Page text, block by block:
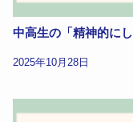
中高生の「精神的に
2025年10月28日